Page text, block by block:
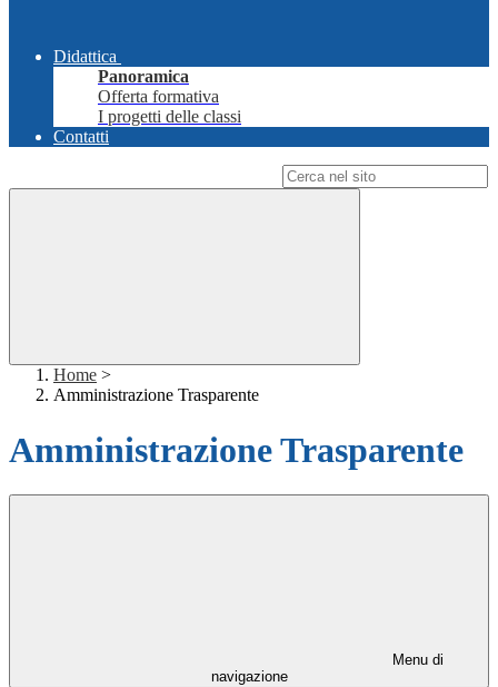
Didattica
Panoramica
Offerta formativa
I progetti delle classi
Contatti
Home >
Amministrazione Trasparente
Amministrazione Trasparente
Menu di
navigazione